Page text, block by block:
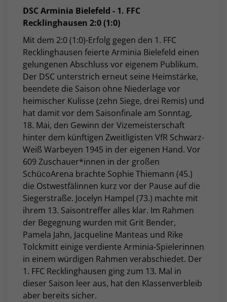
DSC Arminia Bielefeld - 1. FFC
Recklinghausen 2:0 (1:0)
Mit dem 2:0 (1:0)-Erfolg gegen den 1. FFC
Recklinghausen feierte Arminia Bielefeld einen
gelungenen Abschluss vor eigenem Publikum.
Der DSC unterstrich erneut seine Heimstärke,
beendete die Saison ohne Niederlage vor
heimischer Kulisse (zehn Siege, drei Remis) und
hat damit vor dem Saisonfinale am Sonntag,
18. Mai, den Gewinn der Vizemeisterschaft
hinter dem künftigen Zweitligisten VfR Schwarz-
Weiß Warbeyen 1945 in der eigenen Hand. Vor
609 Zuschauer*innen in der großen
SchücoArena brachte Sophie Thiemann (45.)
die Ostwestfälinnen kurz vor der Pause auf die
Siegerstraße. Jocelyn Hampel (73.) machte mit
ihrem 13. Saisontreffer alles klar. Im Rahmen
der Begegnung wurden mit Grit Bender,
Pamela Jahn, Jacqueline Manteas und Rike
Tolckmitt einige verdiente Arminia-Spielerinnen
in einem würdigen Rahmen verabschiedet. Der
1. FFC Recklinghausen ging zum 13. Mal in
dieser Saison leer aus, hat den Klassenverbleib
aber bereits sicher.